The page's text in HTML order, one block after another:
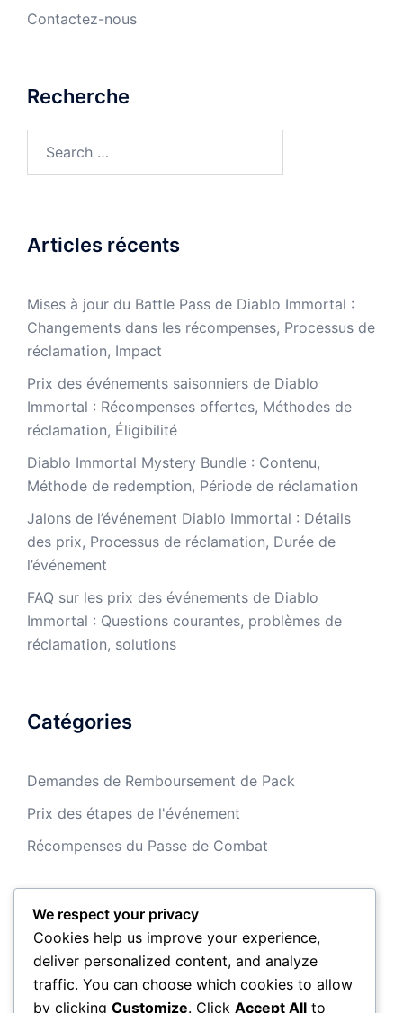
Contactez-nous
Recherche
for:
Articles récents
Mises à jour du Battle Pass de Diablo Immortal :
Changements dans les récompenses, Processus de
réclamation, Impact
Prix des événements saisonniers de Diablo
Immortal : Récompenses offertes, Méthodes de
réclamation, Éligibilité
Diablo Immortal Mystery Bundle : Contenu,
Méthode de redemption, Période de réclamation
Jalons de l’événement Diablo Immortal : Détails
des prix, Processus de réclamation, Durée de
l’événement
FAQ sur les prix des événements de Diablo
Immortal : Questions courantes, problèmes de
réclamation, solutions
Catégories
Demandes de Remboursement de Pack
Prix des étapes de l'événement
Récompenses du Passe de Combat
Archives
March 2026
We respect your privacy
Cookies help us improve your experience,
deliver personalized content, and analyze
traffic. You can choose which cookies to allow
by clicking Customize. Click Accept All to